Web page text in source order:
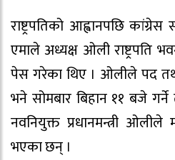
राष्ट्रपतिको आह्वानपछि
एमाले अध्यक्ष ओली राष्ट्रपति
पेस गरेका थिए । ओलीले पद
भने सोमबार बिहान ११ बजे
नवनियुक्त प्रधानमन्त्री ओलीले
भएका छन् ।